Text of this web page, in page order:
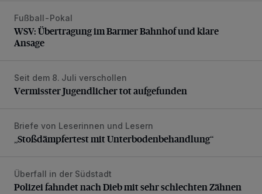
WSV: Übertragung im Barmer Bahnhof und klare Ansage
Fußball-Pokal
WSV: Übertragung im Barmer Bahnhof und klare
Ansage
Vermisster Jugendlicher tot aufgefunden
Seit dem 8. Juli verschollen
Vermisster Jugendlicher tot aufgefunden
„Stoßdämpfertest mit Unterbodenbehandlung“
Briefe von Leserinnen und Lesern
„Stoßdämpfertest mit Unterbodenbehandlung“
Polizei fahndet nach Dieb mit sehr schlechten Zähnen
Überfall in der Südstadt
Polizei fahndet nach Dieb mit sehr schlechten Zähnen